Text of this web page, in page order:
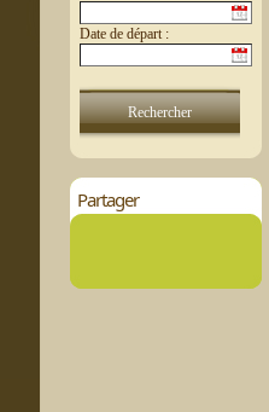
Date de départ :
Partager